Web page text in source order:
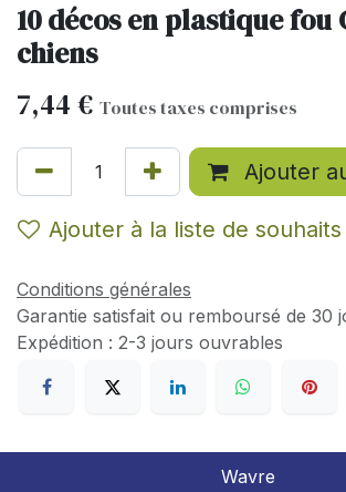
10 décos en plastique fou
chiens
7,44 € Toutes taxes comprises
Ajouter
Ajouter à la liste de souhaits
Conditions générales
Garantie satisfait ou remboursé de 30
Expédition : 2-3 jours ouvrables
Wavre